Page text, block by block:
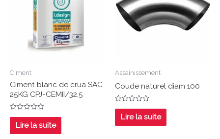
Ciment
Ciment blanc de crua SAC
25KG CPJ-CEMII/32,5
Note
sur
5
Lire la suite
Assainissement
Coude naturel diam 100
Note
sur
5
Lire la suite